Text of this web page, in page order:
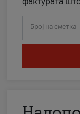
Број на сметка